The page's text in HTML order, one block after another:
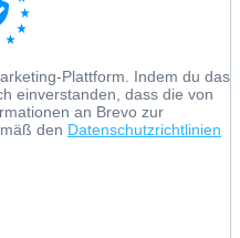
Plattform. Indem du das
einverstanden, dass die von
an Brevo zur
den Datenschutzrichtlinien